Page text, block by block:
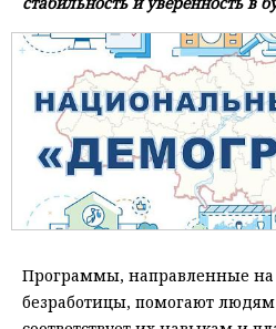
Программы, направленные на
безработицы, помогают людям